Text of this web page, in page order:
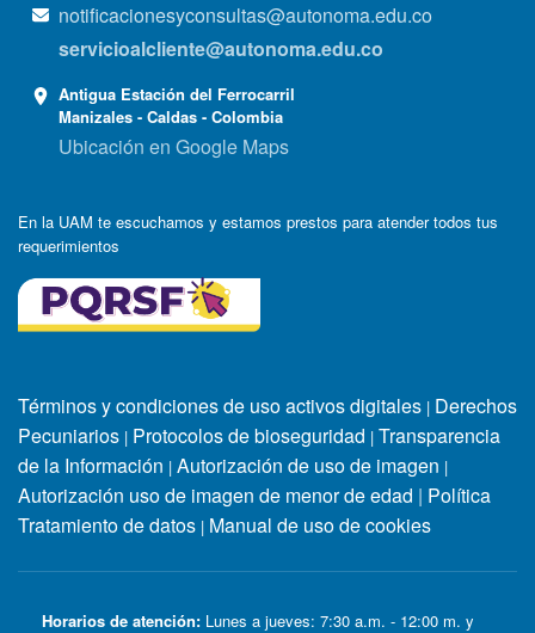
notificacionesyconsultas@autonoma.edu.co
servicioalcliente@autonoma.edu.co
Antigua Estación del Ferrocarril
Manizales - Caldas - Colombia
Ubicación en Google Maps
En la UAM te escuchamos y estamos prestos para atender todos tus
requerimientos
Términos y condiciones de uso activos digitales | Derechos
Pecuniarios | Protocolos de bioseguridad | Transparencia
de la Información | Autorización de uso de imagen |
Autorización uso de imagen de menor de edad | Política
Tratamiento de datos | Manual de uso de cookies
Horarios de atención: Lunes a jueves: 7:30 a.m. - 12:00 m. y